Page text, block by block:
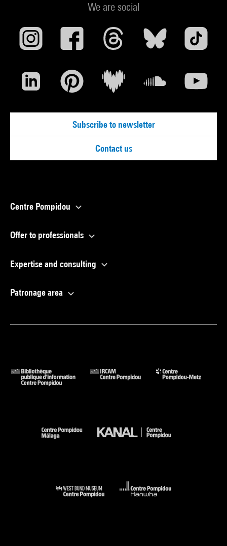
We are social
Subscribe to newsletter
Contact us
Centre Pompidou
Offer to professionals
Expertise and consulting
Patronage area